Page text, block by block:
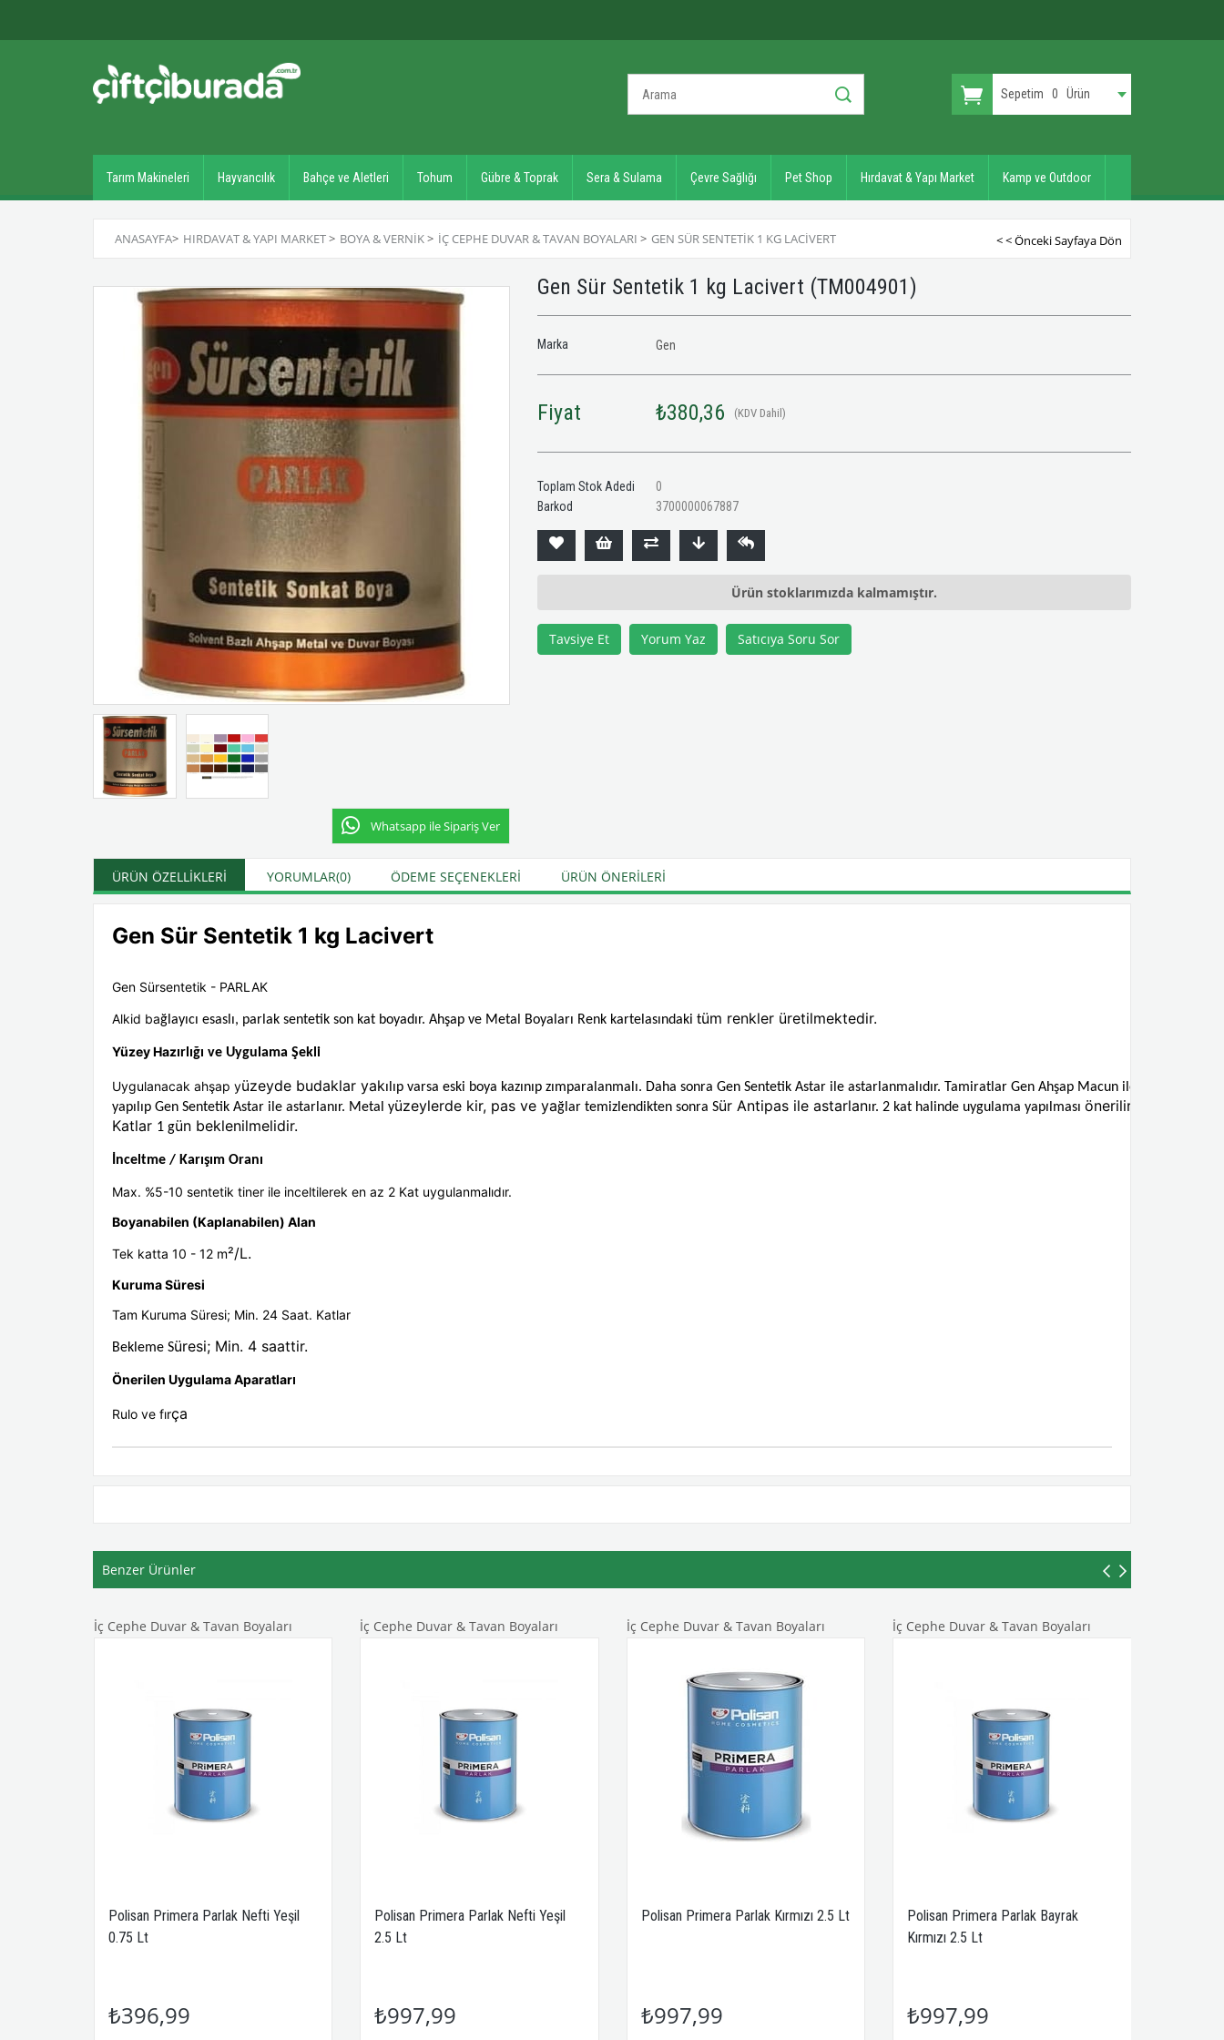
Sepetim 0 Ürün
Tarım Makineleri Hayvancılık Bahçe ve Aletleri Tohum Gübre & Toprak Sera & Sulama Çevre Sağlığı Pet Shop Hırdavat & Yapı Market Kamp ve Outdoor
ANASAYFA> HIRDAVAT & YAPI MARKET> BOYA & VERNIK> İÇ CEPHE DUVAR & TAVAN BOYALARI > GEN SÜR SENTETIK 1 KG LACIVERT < < Önceki Sayfaya Dön
Whatsapp ile Sipariş Ver
Gen Sür Sentetik 1 kg Lacivert (TM004901)
Marka Gen
Fiyat ₺380,36 (KDV Dahil)
Toplam Stok Adedi
0
Barkod
3700000067887
Ürün stoklarımızda kalmamıştır.
Tavsiye Et Yorum Yaz Satıcıya Soru Sor
ÜRÜN ÖZELLIKLERI YORUMLAR(0) ÖDEME SEÇENEKLERI ÜRÜN ÖNERILERI
Gen Sür Sentetik 1 kg Lacivert
Gen Sürsentetik - PARLAK
Alkid bağlayıcı esaslı, parlak sentetik son kat boyadır. Ahşap ve Metal Boyaları Renk kartelasındaki tüm renkler üretilmektedir.
Yüzey Hazırlığı ve Uygulama Şekli
Uygulanacak ahşap yüzeyde budaklar yakılıp varsa eski boya kazınıp zımparalanmalı. Daha sonra Gen Sentetik Astar ile astarlanmalıdır. Tamiratlar Gen Ahşap Macun ile
yapılıp Gen Sentetik Astar ile astarlanır. Metal yüzeylerde kir, pas ve yağlar temizlendikten sonra Sür Antipas ile astarlanır. 2 kat halinde uygulama yapılması önerilir.
Katlar 1 gün beklenilmelidir.
İnceltme / Karışım Oranı
Max. %5-10 sentetik tiner ile inceltilerek en az 2 Kat uygulanmalıdır.
Boyanabilen (Kaplanabilen) Alan
Tek katta 10 - 12 m²/L.
Kuruma Süresi
Tam Kuruma Süresi; Min. 24 Saat. Katlar
Bekleme Süresi; Min. 4 saattir.
Önerilen Uygulama Aparatları
Rulo ve fırça
Benzer Ürünler
İç Cephe Duvar & Tavan Boyaları
Polisan Primera Parlak Nefti Yeşil
0.75 Lt
₺396,99
İç Cephe Duvar & Tavan Boyaları
Polisan Primera Parlak Nefti Yeşil
2.5 Lt
₺997,99
İç Cephe Duvar & Tavan Boyaları
Polisan Primera Parlak Kırmızı 2.5 Lt
₺997,99
İç Cephe Duvar & Tavan Boyaları
Polisan Primera Parlak Bayrak
Kırmızı 2.5 Lt
₺997,99